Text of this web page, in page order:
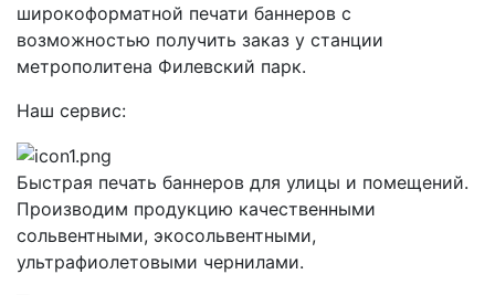
широкоформатной печати баннеров с
возможностью получить заказ у станции
метрополитена Филевский парк.
Наш сервис:
Быстрая печать баннеров для улицы и помещений.
Производим продукцию качественными
сольвентными, экосольвентными,
ультрафиолетовыми чернилами.